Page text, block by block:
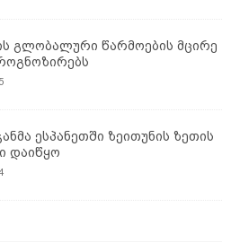
გლობალური წარმოების მცირე
ესპანეთში ზეითუნის ზეთის
დაიწყო